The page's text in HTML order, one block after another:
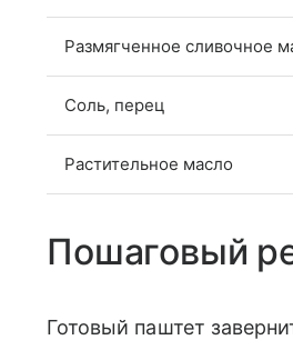
Размягченное сливочное
Соль, перец
Растительное масло
Пошаговый
Готовый паштет